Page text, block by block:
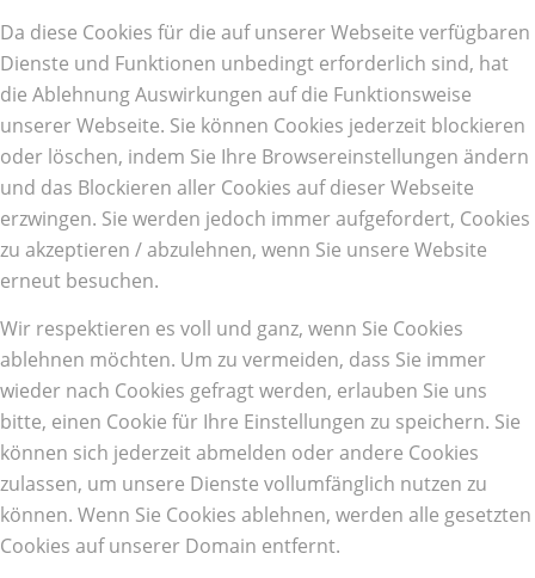
Da diese Cookies für die auf unserer Webseite verfügbaren
Dienste und Funktionen unbedingt erforderlich sind, hat
die Ablehnung Auswirkungen auf die Funktionsweise
unserer Webseite. Sie können Cookies jederzeit blockieren
oder löschen, indem Sie Ihre Browsereinstellungen ändern
und das Blockieren aller Cookies auf dieser Webseite
erzwingen. Sie werden jedoch immer aufgefordert, Cookies
zu akzeptieren / abzulehnen, wenn Sie unsere Website
erneut besuchen.
Wir respektieren es voll und ganz, wenn Sie Cookies
ablehnen möchten. Um zu vermeiden, dass Sie immer
wieder nach Cookies gefragt werden, erlauben Sie uns
bitte, einen Cookie für Ihre Einstellungen zu speichern. Sie
können sich jederzeit abmelden oder andere Cookies
zulassen, um unsere Dienste vollumfänglich nutzen zu
können. Wenn Sie Cookies ablehnen, werden alle gesetzten
Cookies auf unserer Domain entfernt.